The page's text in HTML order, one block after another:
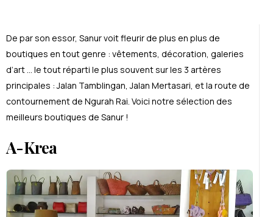
De par son essor, Sanur voit fleurir de plus en plus de
boutiques en tout genre : vêtements, décoration, galeries
d’art … le tout réparti le plus souvent sur les 3 artères
principales : Jalan Tamblingan, Jalan Mertasari, et la route de
contournement de Ngurah Rai. Voici notre sélection des
meilleurs boutiques de Sanur !
A-Krea